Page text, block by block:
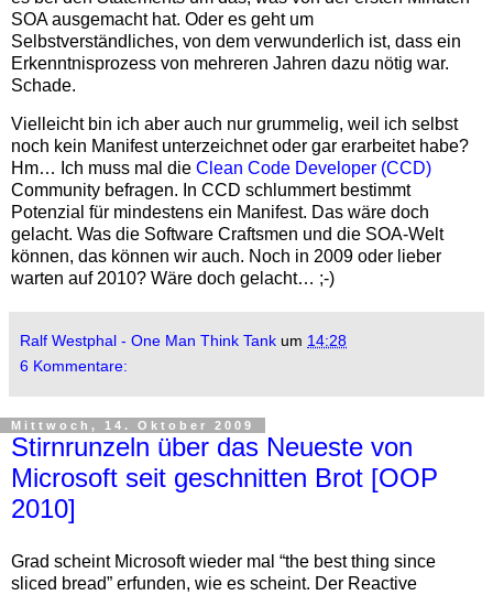
SOA ausgemacht hat. Oder es geht um
Selbstverständliches, von dem verwunderlich ist, dass ein
Erkenntnisprozess von mehreren Jahren dazu nötig war.
Schade.
Vielleicht bin ich aber auch nur grummelig, weil ich selbst
noch kein Manifest unterzeichnet oder gar erarbeitet habe?
Hm… Ich muss mal die Clean Code Developer (CCD)
Community befragen. In CCD schlummert bestimmt
Potenzial für mindestens ein Manifest. Das wäre doch
gelacht. Was die Software Craftsmen und die SOA-Welt
können, das können wir auch. Noch in 2009 oder lieber
warten auf 2010? Wäre doch gelacht… ;-)
Ralf Westphal - One Man Think Tank um 14:28
6 Kommentare:
Mittwoch, 14. Oktober 2009
Stirnrunzeln über das Neueste von
Microsoft seit geschnitten Brot [OOP
2010]
Grad scheint Microsoft wieder mal “the best thing since
sliced bread” erfunden, wie es scheint. Der Reactive